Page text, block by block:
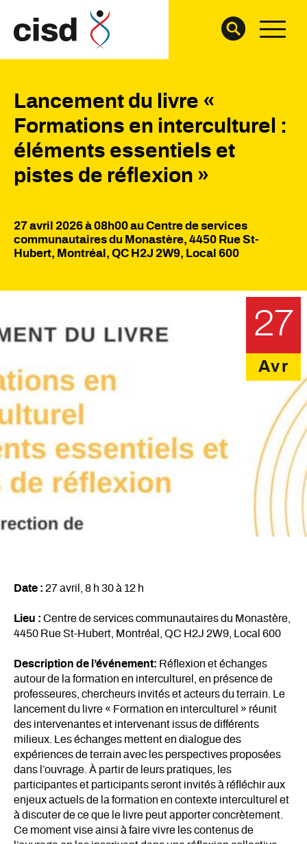
27
Avr
Lancement du livre «
Formations en interculturel :
éléments essentiels et
pistes de réflexion »
27 avril 2026 à 08h00 au Centre de services
communautaires du Monastère, 4450 Rue St-
Hubert, Montréal, QC H2J 2W9, Local 600
Date : 27 avril, 8 h 30 à 12 h
Lieu : Centre de services communautaires du Monastère,
4450 Rue St-Hubert, Montréal, QC H2J 2W9, Local 600
Description de l’événement: Réflexion et échanges
autour de la formation en interculturel, en présence de
professeures, chercheurs invités et acteurs du terrain. Le
lancement du livre « Formation en interculturel » réunit
des intervenantes et intervenant issus de différents
milieux. Les échanges mettent en dialogue des
expériences de terrain avec les perspectives proposées
dans l’ouvrage. À partir de leurs pratiques, les
participantes et participants seront invités à réfléchir aux
enjeux actuels de la formation en contexte interculturel et
à discuter de ce que le livre peut apporter concrètement.
Ce moment vise ainsi à faire vivre les contenus de